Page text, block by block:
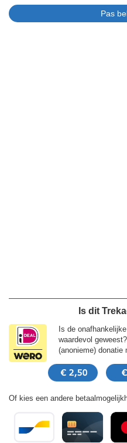
Is dit
Is de
waardevol
(anonieme) donatie
Of kies een andere